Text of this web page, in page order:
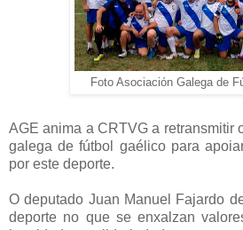
Foto Asociación Galega de
AGE anima a CRTVG a retransmitir
galega de fútbol gaélico para
por este deporte.
O deputado Juan Manuel Fajardo
deporte no que se enxalzan